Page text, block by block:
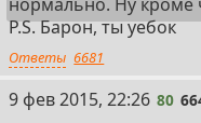
P.S. Барон, ты уебок
Ответы 6681
80
9 фев 2015, 22:26 80